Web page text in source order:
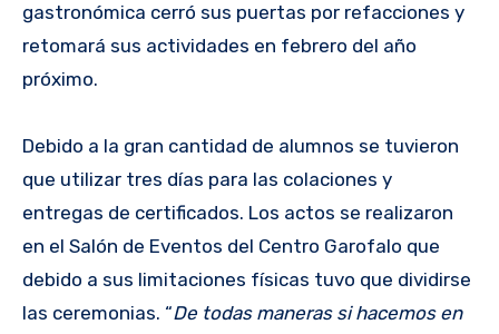
gastronómica cerró sus puertas por refacciones y
retomará sus actividades en febrero del año
próximo.
Debido a la gran cantidad de alumnos se tuvieron
que utilizar tres días para las colaciones y
entregas de certificados. Los actos se realizaron
en el Salón de Eventos del Centro Garofalo que
debido a sus limitaciones físicas tuvo que dividirse
las ceremonias. “De todas maneras si hacemos en